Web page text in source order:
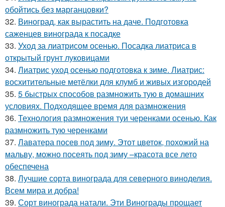
обойтись без марганцовки?
32. Виноград, как вырастить на даче. Подготовка
саженцев винограда к посадке
33. Уход за лиатрисом осенью. Посадка лиатриса в
открытый грунт луковицами
34. Лиатрис уход осенью подготовка к зиме. Лиатрис:
восхитительные метёлки для клумб и живых изгородей
35. 5 быстрых способов размножить тую в домашних
условиях. Подходящее время для размножения
36. Технология размножения туи черенками осенью. Как
размножить тую черенками
37. Лаватера посев под зиму. Этот цветок, похожий на
мальву, можно посеять под зиму –красота все лето
обеспечена
38. Лучшие сорта винограда для северного виноделия.
Всем мира и добра!
39. Сорт винограда натали. Эти Винограды прощает